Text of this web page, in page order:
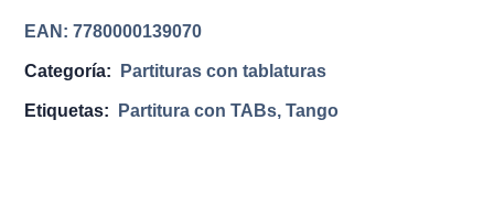
EAN:7780000139070
Categoría: Partituras con tablaturas
Etiquetas: Partitura con TABs,Tango